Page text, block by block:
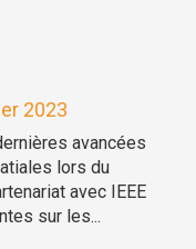
2023
avancées
lors du
avec IEEE
sur les...